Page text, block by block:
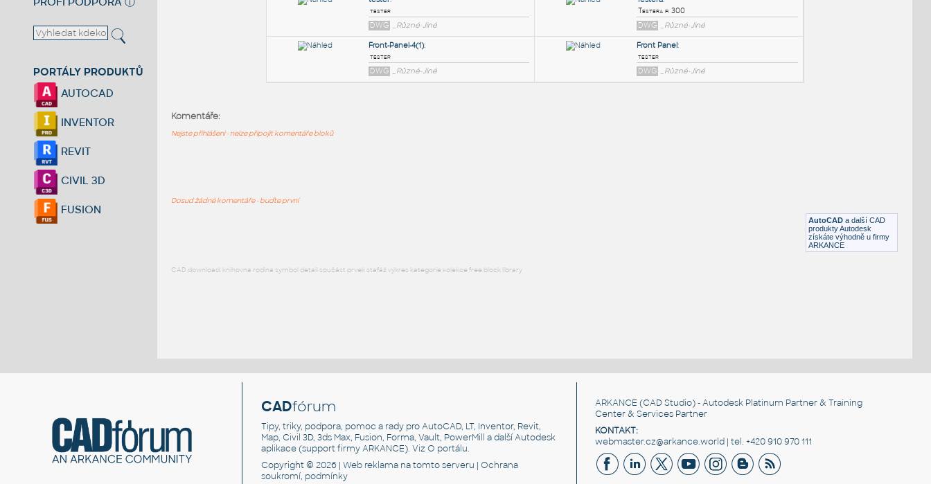
PORTÁLY PRODUKTŮ
AUTOCAD
INVENTOR
REVIT
CIVIL 3D
FUSION
_Různé-Jiné
AutoCAD a další CAD
produkty Autodesk
získáte výhodně u firmy
ARKANCE
Komentáře:
Nejste přihlášeni - nelze připojit komentáře bloků
Dosud žádné komentáře - buďte první
CAD download: knihovna rodina symbol detail součást prvek stafáž výkres kategorie kolekce free block library
CADfórum
Tipy, triky, podpora, pomoc a rady pro AutoCAD, LT, Inventor, Revit,
Map, Civil 3D, 3ds Max, Fusion, Forma, Vault, PowerMill a další Autodesk
aplikace (support firmy ARKANCE). VizO portálu.
Copyright © 2026 |Web reklama na tomto serveru |Ochrana
soukromí, podmínky
ARKANCE (CAD Studio) - Autodesk Platinum Partner & Training
Center & Services Partner
KONTAKT:
webmaster.cz@arkance.world | tel. +420 910 970 111